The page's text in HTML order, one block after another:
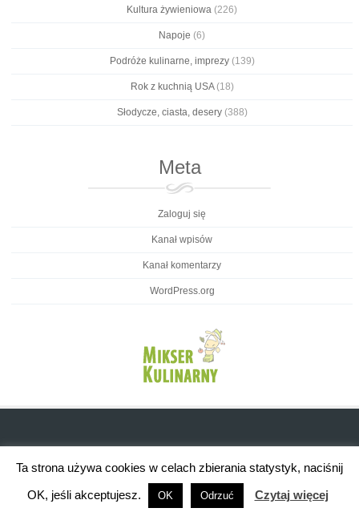
Kultura żywieniowa (226)
Napoje (6)
Podróże kulinarne, imprezy(139)
Rok z kuchnią USA(18)
Słodycze, ciasta, desery(388)
Meta
Zaloguj się
Kanał wpisów
Kanał komentarzy
WordPress.org
Ta strona używa cookies w celach zbierania statystyk, naciśnij
OK, jeśli akceptujesz.
OK Odrzuć Czytaj więcej